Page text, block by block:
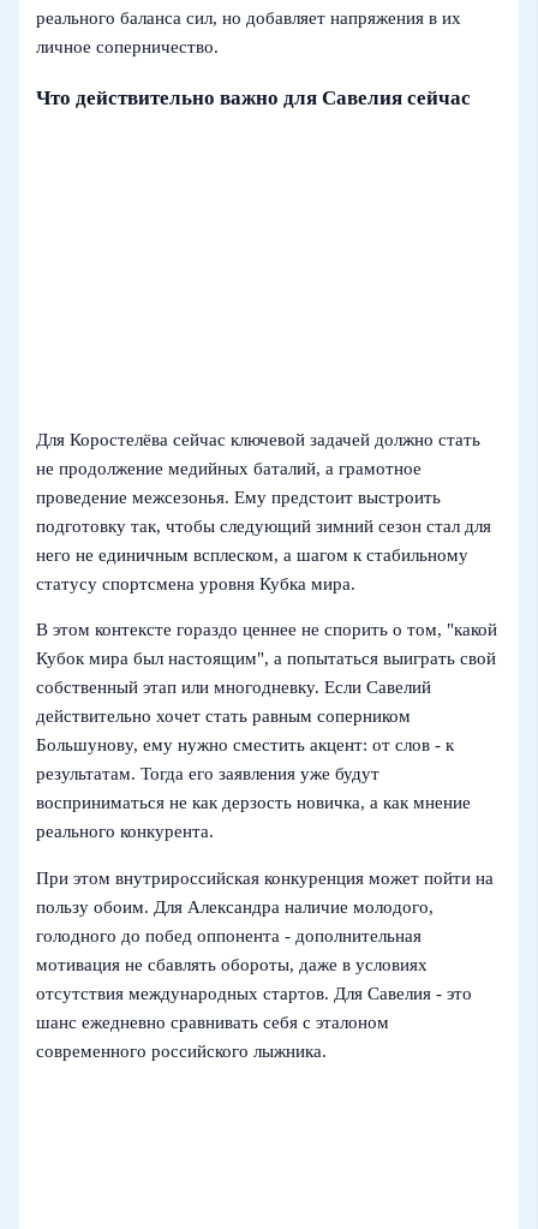
реального баланса сил, но добавляет напряжения в их
личное соперничество.
Что действительно важно для Савелия сейчас
Для Коростелёва сейчас ключевой задачей должно стать
не продолжение медийных баталий, а грамотное
проведение межсезонья. Ему предстоит выстроить
подготовку так, чтобы следующий зимний сезон стал для
него не единичным всплеском, а шагом к стабильному
статусу спортсмена уровня Кубка мира.
В этом контексте гораздо ценнее не спорить о том, "какой
Кубок мира был настоящим", а попытаться выиграть свой
собственный этап или многодневку. Если Савелий
действительно хочет стать равным соперником
Большунову, ему нужно сместить акцент: от слов - к
результатам. Тогда его заявления уже будут
восприниматься не как дерзость новичка, а как мнение
реального конкурента.
При этом внутрироссийская конкуренция может пойти на
пользу обоим. Для Александра наличие молодого,
голодного до побед оппонента - дополнительная
мотивация не сбавлять обороты, даже в условиях
отсутствия международных стартов. Для Савелия - это
шанс ежедневно сравнивать себя с эталоном
современного российского лыжника.